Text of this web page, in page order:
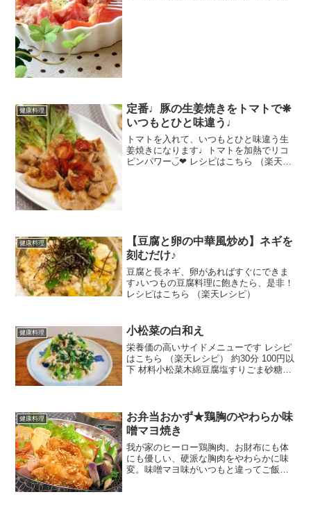
健康料理
定番♩豚の生姜焼きをトマトで❋
いつもとひと味違う♩
トマトを入れて、いつもとひと味違う生
姜焼きになります♩トマトを加熱でリコ
ピンパワー◡̈❤︎ レシピはこちら （楽天レ
健康料理
【豆腐と卵の中華風炒め】ネギを
刻むだけ♪
豆腐と長ネギ、卵があればすぐにできま
す♪いつもの豆腐料理に飽きたら、是非！
レシピはこちら （楽天レシピ）
健康料理 小松菜の白和え
栄養価の高いサイドメニューです レシピ
はこちら （楽天レシピ） 約30分 100円以
下 材料小松菜木綿豆腐塩すりごま砂糖醤
健康料理
お弁当おかず★鶏胸のやわらか味
噌マヨ焼き
我が家のヒーロー鶏胸肉。お財布にも体
にも優しい、硬派な胸肉をやわらかに味
変。味噌マヨ味がいつもと違ってご飯が